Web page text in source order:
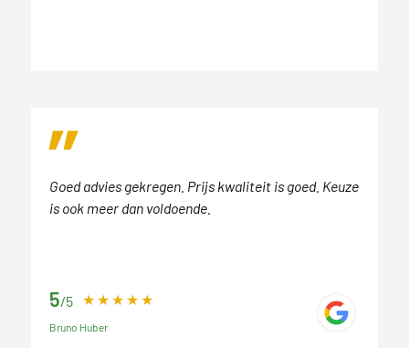
Goed advies gekregen. Prijs kwaliteit is goed. Keuze
is ook meer dan voldoende.
5/5
Bruno Huber